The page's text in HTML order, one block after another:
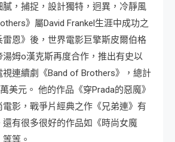
，捕捉，設計獨特，迥異，冷靜風
》屬David Frankel生涯中成功之
恩》後，世界電影巨擎斯皮爾伯格
姆o漢克斯再度合作，推出有史以
視連續劇《Band of Brothers》，總計
美元。 他的作品《穿Prada的惡魔》
影，戰爭片經典之作《兄弟連》有
還有很多很好的作品如《時尚女魔
等。